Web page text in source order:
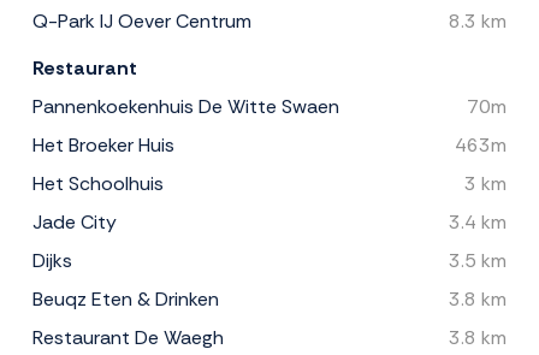
Q-Park IJ Oever Centrum
8.3 km
Restaurant
Pannenkoekenhuis De Witte Swaen
70m
Het Broeker Huis
463m
Het Schoolhuis
3 km
Jade City
3.4 km
Dijks
3.5 km
Beuqz Eten & Drinken
3.8 km
Restaurant De Waegh
3.8 km